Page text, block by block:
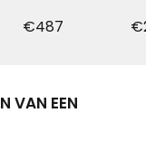
€487
VAN EEN